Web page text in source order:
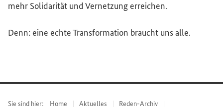
mehr Solidarität und Vernetzung erreichen.
Denn: eine echte Transformation braucht uns alle.
Sie sind hier: Home Aktuelles
Reden-Archiv